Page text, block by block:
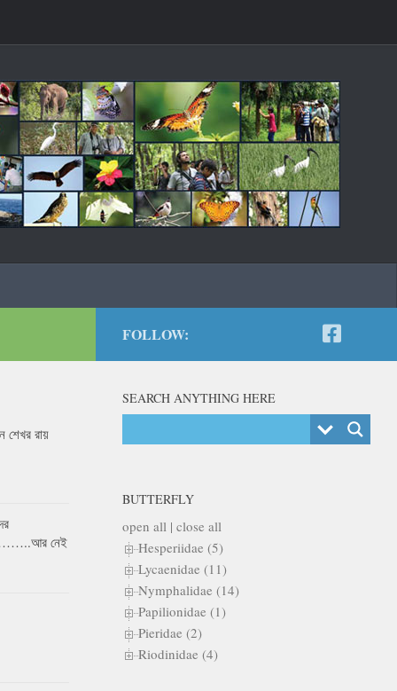
FOLLOW:
SEARCH ANYTHING HERE
BUTTERFLY
open all | close all
Hesperiidae (5)
Lycaenidae (11)
Nymphalidae (14)
Papilionidae (1)
Pieridae (2)
Riodinidae (4)
রায়
নেই